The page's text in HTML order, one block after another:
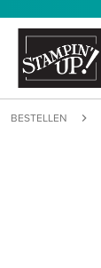
BESTELLEN